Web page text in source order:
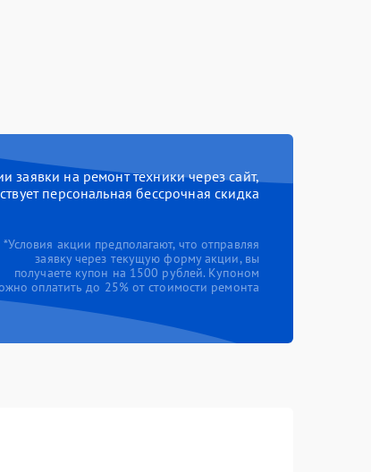
заявки на ремонт техники через сайт,
персональная бессрочная скидка
*Условия акции предполагают, что отправляя
заявку через текущую форму акции, вы
получаете купон на 1500 рублей. Купоном
оплатить до 25% от стоимости ремонта